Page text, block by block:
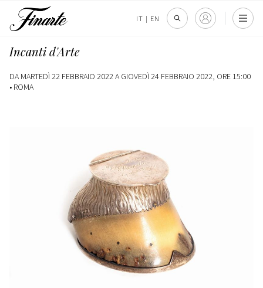
IT | EN
Incanti d'Arte
DA MARTEDÌ 22 FEBBRAIO 2022 A GIOVEDÌ 24 FEBBRAIO 2022, ORE 15:00
• ROMA